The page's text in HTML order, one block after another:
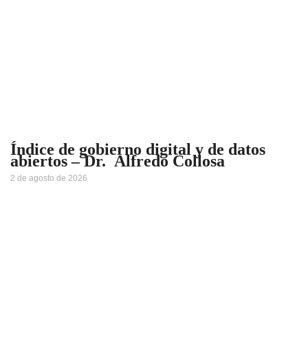
Índice de gobierno digital y de datos
abiertos – Dr. Alfredo Collosa
2 de agosto de 2026